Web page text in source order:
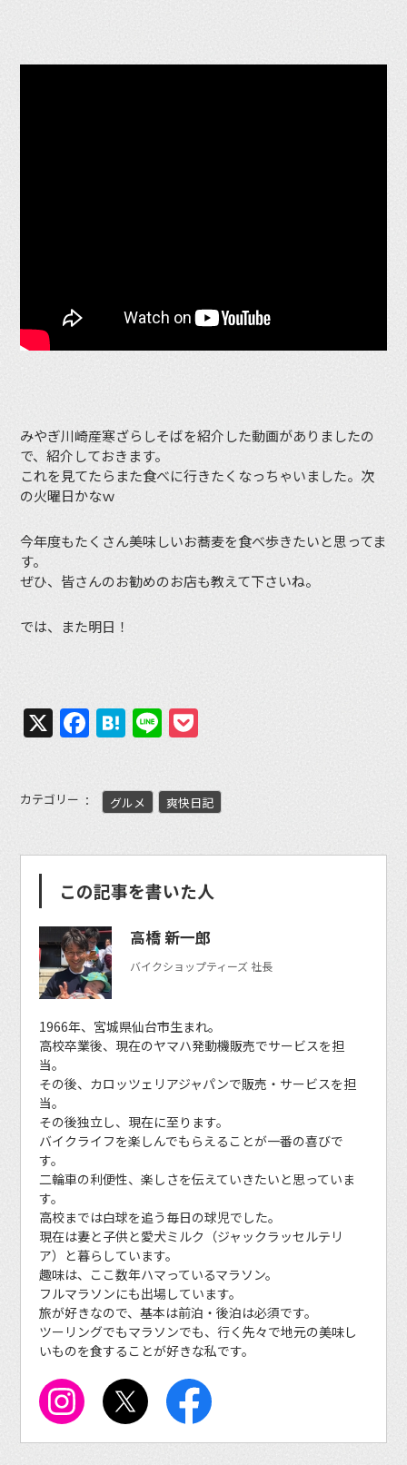
みやぎ川崎産寒ざらしそばを紹介した動画がありましたの
で、紹介しておきます。
これを見てたらまた食べに行きたくなっちゃいました。次
の火曜日かなｗ
今年度もたくさん美味しいお蕎麦を食べ歩きたいと思ってま
す。
ぜひ、皆さんのお勧めのお店も教えて下さいね。
では、また明日！
X Facebook
Hatena
Line
カテゴリー グルメ 爽快日記
この記事を書いた人
高橋 新一郎
バイクショップティーズ 社長
1966年、宮城県仙台市生まれ。
高校卒業後、現在のヤマハ発動機販売でサービスを担
当。
その後、カロッツェリアジャパンで販売・サービスを担
当。
その後独立し、現在に至ります。
バイクライフを楽しんでもらえることが一番の喜びで
す。
二輪車の利便性、楽しさを伝えていきたいと思っていま
す。
高校までは白球を追う毎日の球児でした。
現在は妻と子供と愛犬ミルク（ジャックラッセルテリ
ア）と暮らしています。
趣味は、ここ数年ハマっているマラソン。
フルマラソンにも出場しています。
旅が好きなので、基本は前泊・後泊は必須です。
ツーリングでもマラソンでも、行く先々で地元の美味し
いものを食することが好きな私です。